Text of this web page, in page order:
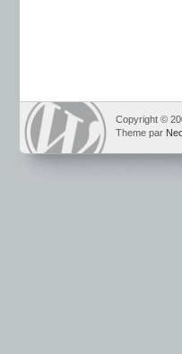
Copyright ©
Theme par